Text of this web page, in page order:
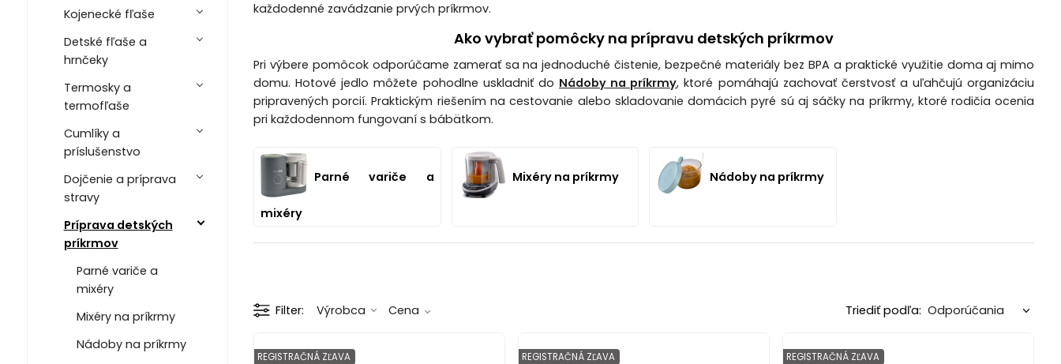
Kojenecké fľaše
Detské fľaše a
hrnčeky
Termosky a
termofľaše
Cumlíky a
príslušenstvo
Dojčenie a príprava
stravy
Príprava detských
príkrmov
Parné variče a
mixéry
Mixéry na príkrmy
Nádoby na príkrmy
každodenné zavádzanie prvých príkrmov.
Ako vybrať pomôcky na prípravu detských príkrmov
Pri výbere pomôcok odporúčame zamerať sa na jednoduché čistenie, bezpečné materiály bez BPA a praktické využitie doma aj mimo
domu. Hotové jedlo môžete pohodlne uskladniť do Nádoby na príkrmy, ktoré pomáhajú zachovať čerstvosť a uľahčujú organizáciu
pripravených porcií. Praktickým riešením na cestovanie alebo skladovanie domácich pyré sú aj sáčky na príkrmy, ktoré rodičia ocenia
pri každodennom fungovaní s bábätkom.
Parné variče a
mixéry
Mixéry na príkrmy Nádoby na príkrmy
Filter Výrobca Cena Triediť podľa:
REGISTRAČNÁ ZĽAVA REGISTRAČNÁ ZĽAVA REGISTRAČNÁ ZĽAVA